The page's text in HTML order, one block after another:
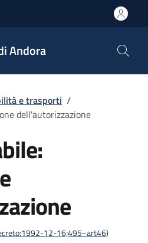
Andora
e trasporti /
dell'autorizzazione
12-16;495~art46)